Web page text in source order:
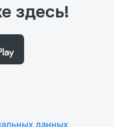
здесь!
данных